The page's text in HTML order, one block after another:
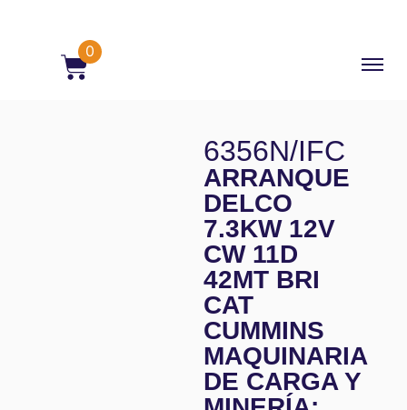
0
6356N/IFC
ARRANQUE
DELCO
7.3KW 12V
CW 11D
42MT BRI
CAT
CUMMINS
MAQUINARIA
DE CARGA Y